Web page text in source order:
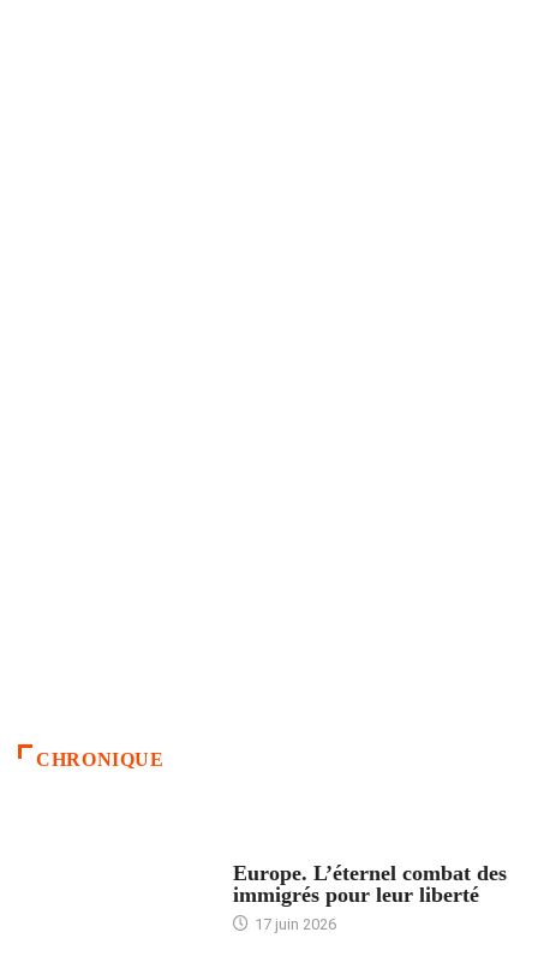
CHRONIQUE
Europe. L’éternel combat des
immigrés pour leur liberté
17 juin 2026